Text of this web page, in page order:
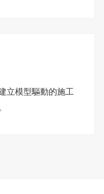
立模型驅動的施工